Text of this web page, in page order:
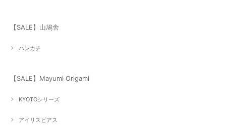
【SALE】山鳩舎
ハンカチ
【SALE】Mayumi Origami
KYOTOシリーズ
アイリスピアス